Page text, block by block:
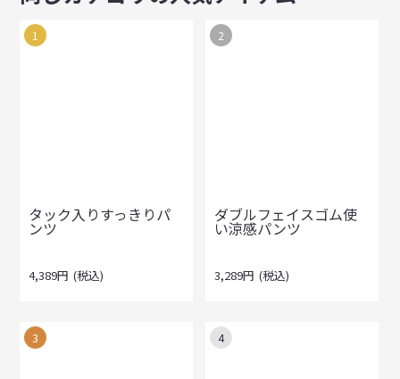
1
タック入りすっきりパ
ンツ
4,389円 (税込)
2
ダブルフェイスゴム使
い涼感パンツ
3,289円 (税込)
3 4